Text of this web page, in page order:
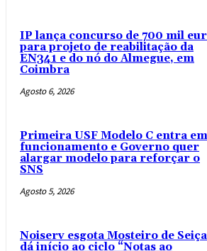
IP lança concurso de 700 mil
para projeto de reabilitação da
EN341 e do nó do Almegue, em
Coimbra
Agosto 6, 2026
Primeira USF Modelo C entra em
funcionamento e Governo quer
alargar modelo para reforçar o
SNS
Agosto 5, 2026
Noiserv esgota Mosteiro de
dá início ao ciclo “Notas ao